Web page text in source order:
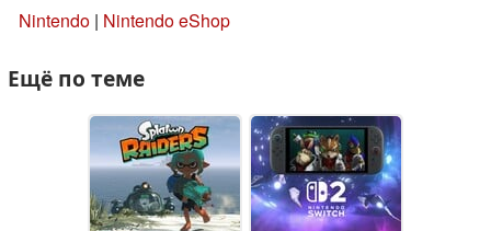
Nintendo | Nintendo eShop
Ещё по теме